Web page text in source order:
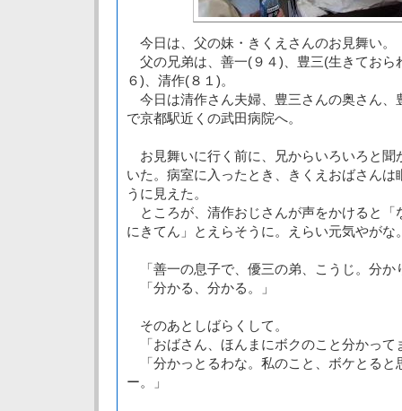
今日は、父の妹・きくえさんのお見舞い。
父の兄弟は、善一(９４)、豊三(生きておら
６)、清作(８１)。
今日は清作さん夫婦、豊三さんの奥さん、
で京都駅近くの武田病院へ。
お見舞いに行く前に、兄からいろいろと聞
いた。病室に入ったとき、きくえおばさん
うに見えた。
ところが、清作おじさんが声をかけると「
にきてん」とえらそうに。えらい元気やがな
「善一の息子で、優三の弟、こうじ。分か
「分かる、分かる。」
そのあとしばらくして。
「おばさん、ほんまにボクのこと分かって
「分かっとるわな。私のこと、ボケとると
ー。」